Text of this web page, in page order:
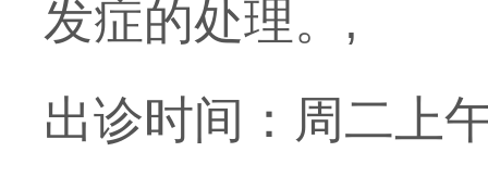
发症的处理。,
出诊时间：周二上